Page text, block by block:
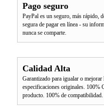
Pago seguro
PayPal es un seguro, más rápido,
segura de pagar en línea - su
nunca se comparte.
Calidad Alta
Garantizado para igualar o mejorar
especificaciones originales. 100%
producto. 100% de compatibilidad.